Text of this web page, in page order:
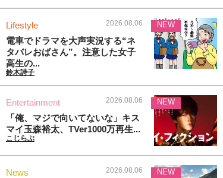
Lifestyle 2026.08.06
電車でドラマを大声実況する“ネ
タバレおばさん”。注意した女子
高生の...
鈴木詩子
NEW
Entertainment 2026.08.06
「俺、マジで向いてないな」キス
マイ玉森裕太、TVer1000万再生...
こじらぶ
NEW
News 2026.08.06 NEW